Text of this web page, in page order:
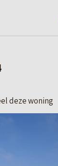
deze woning